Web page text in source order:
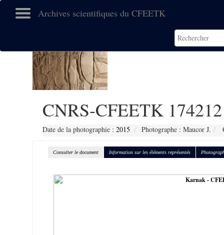
Archives scientifiques du CFEETK
CNRS-CFEETK 174212
Date de la photographie : 2015 Photographe : Maucor J.
Consulter le document Information sur les éléments représentés